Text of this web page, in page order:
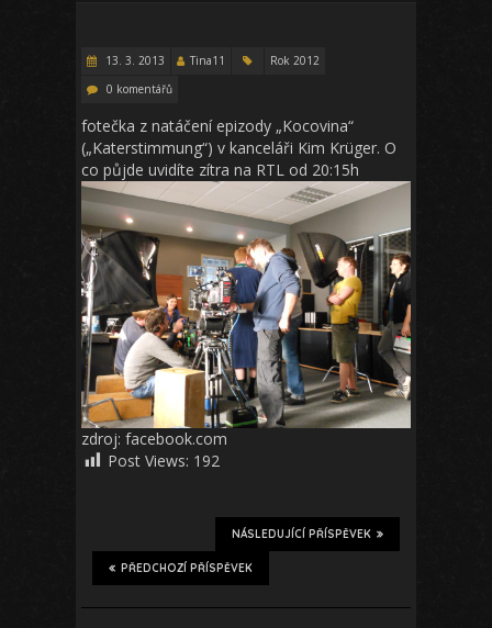
13. 3. 2013 Tina11
Rok 2012
0 komentářů
fotečka z natáčení epizody „Kocovina“
(„Katerstimmung“) v kanceláři Kim Krüger. O
co půjde uvidíte zítra na RTL od 20:15h
zdroj: facebook.com
Post Views: 192
NÁSLEDUJÍCÍ PŘÍSPĚVEK
PŘEDCHOZÍ PŘÍSPĚVEK